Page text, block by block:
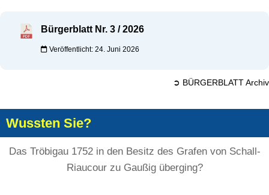
Bürgerblatt Nr. 3 / 2026
Veröffentlicht: 24. Juni 2026
➲ BÜRGERBLATT Archiv
Wussten Sie?
Das Tröbigau 1752 in den Besitz des Grafen von Schall-
Riaucour zu Gaußig überging?